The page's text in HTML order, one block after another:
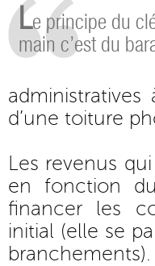
Le principe du
main c’est du
d’une toiture
Les revenus
en fonction
financer les
initial (elle se
branchements).